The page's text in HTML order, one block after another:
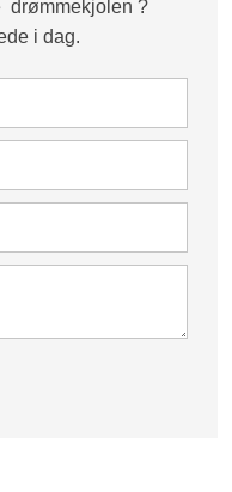
drømmekjolen ?
i dag.​